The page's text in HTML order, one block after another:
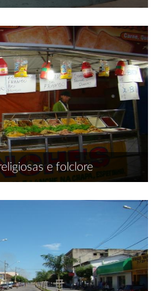
e folclore